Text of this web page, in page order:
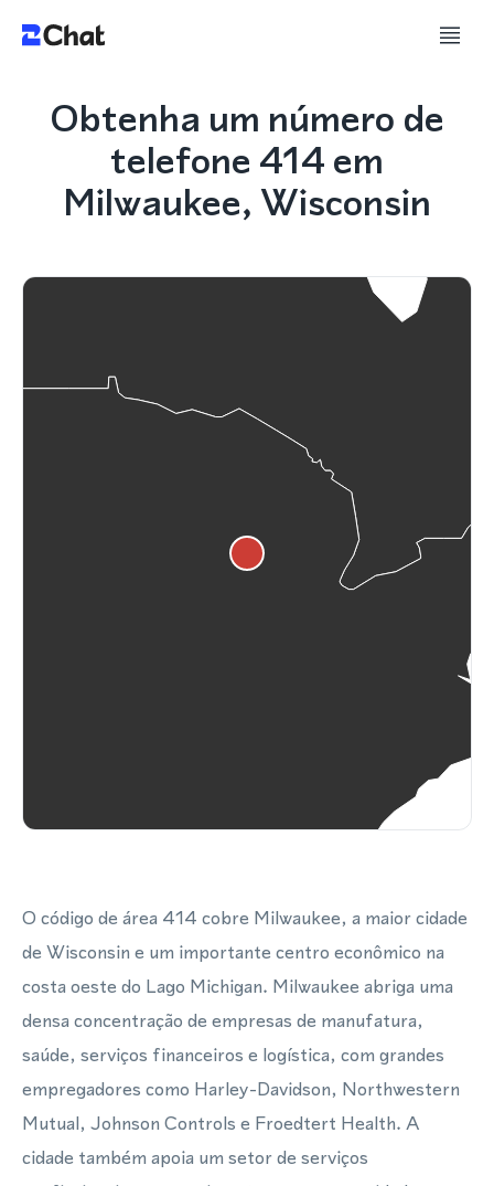
Obtenha um número de
telefone 414 em
Milwaukee, Wisconsin
O código de área 414 cobre Milwaukee, a maior cidade
de Wisconsin e um importante centro econômico na
costa oeste do Lago Michigan. Milwaukee abriga uma
densa concentração de empresas de manufatura,
saúde, serviços financeiros e logística, com grandes
empregadores como Harley-Davidson, Northwestern
Mutual, Johnson Controls e Froedtert Health. A
cidade também apoia um setor de serviços